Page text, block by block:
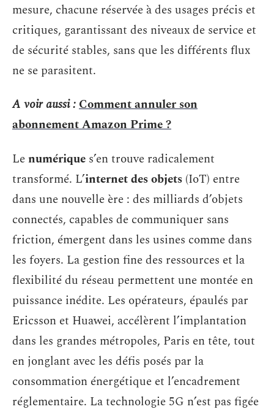
mesure, chacune réservée à des usages précis et
critiques, garantissant des niveaux de service et
de sécurité stables, sans que les différents flux
ne se parasitent.
A voir aussi :Comment annuler son
abonnement Amazon Prime ?
Lenumérique s’en trouve radicalement
transformé. L’internet des objets (IoT) entre
dans une nouvelle ère : des milliards d’objets
connectés, capables de communiquer sans
friction, émergent dans les usines comme dans
les foyers. La gestion fine des ressources et la
flexibilité du réseau permettent une montée en
puissance inédite. Les opérateurs, épaulés par
Ericsson et Huawei, accélèrent l’implantation
dans les grandes métropoles, Paris en tête, tout
en jonglant avec les défis posés par la
consommation énergétique et l’encadrement
réglementaire. La technologie 5G n’est pas figée